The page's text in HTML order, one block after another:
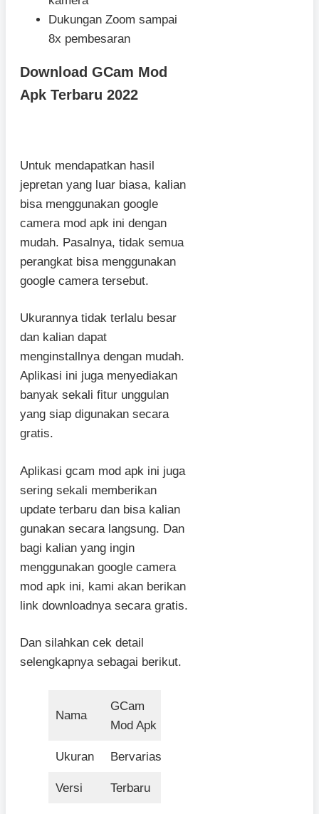
Dukungan Zoom sampai
8x pembesaran
Download GCam Mod
Apk Terbaru 2022
Untuk mendapatkan hasil
jepretan yang luar biasa, kalian
bisa menggunakan google
camera mod apk ini dengan
mudah. Pasalnya, tidak semua
perangkat bisa menggunakan
google camera tersebut.
Ukurannya tidak terlalu besar
dan kalian dapat
menginstallnya dengan mudah.
Aplikasi ini juga menyediakan
banyak sekali fitur unggulan
yang siap digunakan secara
gratis.
Aplikasi gcam mod apk ini juga
sering sekali memberikan
update terbaru dan bisa kalian
gunakan secara langsung. Dan
bagi kalian yang ingin
menggunakan google camera
mod apk ini, kami akan berikan
link downloadnya secara gratis.
Dan silahkan cek detail
selengkapnya sebagai berikut.
Nama
GCam
Mod Apk
Ukuran Bervariasi
Versi Terbaru